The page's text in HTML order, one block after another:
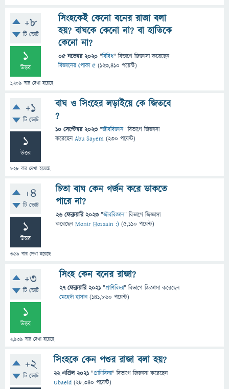
+8
টি ভোট
1
উত্তর
1,209 বার দেখা হয়েছে
সিংহকেই কেনো বনের রাজা বলা
হয়? বাঘকে কেনো না? বা হাতিকে
কেনো না?
05 নভেম্বর 2020 "বিবিধ" বিভাগে জিজ্ঞাসাকরেছেন
বিজ্ঞানের পোকা ৫ (123,410 পয়েন্ট)
+1
টি ভোট
1
উত্তর
828 বার দেখা হয়েছে
বাঘ ও সিংহের লড়াইয়ে কে জিতবে
?
10 সেপ্টেম্বর 2023 "জীববিজ্ঞান" বিভাগে জিজ্ঞাসা
করেছেনAbu Sayem (230 পয়েন্ট)
+4
টি ভোট
1
উত্তর
359 বার দেখা হয়েছে
চিতা বাঘ কেন গর্জন করে ডাকতে
পারে না?
26 ফেব্রুয়ারি 2023 "জীববিজ্ঞান" বিভাগে জিজ্ঞাসা
করেছেনMonir Hossain :) (5,110 পয়েন্ট)
+3
টি ভোট
1
উত্তর
2,939 বার দেখা হয়েছে
সিংহ কেন বনের রাজা?
27 ফেব্রুয়ারি 2021 "প্রাণিবিদ্যা" বিভাগে জিজ্ঞাসাকরেছেন
মেহেদী হাসান (141,860 পয়েন্ট)
+2
টি ভোট
সিংহকে কেন পশুর রাজা বলা হয়?
22 এপ্রিল 2021 "প্রাণিবিদ্যা" বিভাগে জিজ্ঞাসাকরেছেন
Ubaeid (28,340 পয়েন্ট)